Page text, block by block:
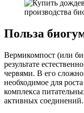
Польза
Вермикомпост (или
результате
червями. В его
необходимое для
комплекса
активных соединений.